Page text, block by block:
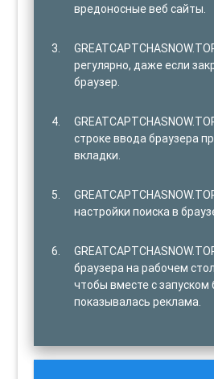
вредоносные веб сайты.
регулярно, даже если
браузер.
строке ввода браузера
вкладки.
настройки поиска в
браузера на рабочем
чтобы вместе с запуском
показывалась реклама.